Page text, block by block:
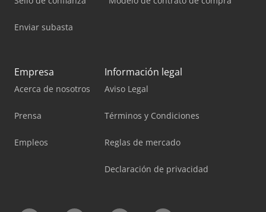
Enviar subasta
Empresa
Acerca de nosotros
Prensa
Empleos
Información legal
Aviso Legal
Términos y Condiciones
Reglas de mercado
Declaración de privacidad